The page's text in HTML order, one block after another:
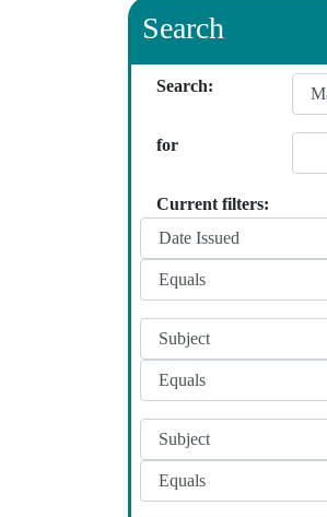
Search
Search:
for
Current filters: